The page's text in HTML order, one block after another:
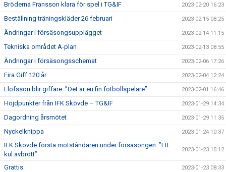
Bröderna Fransson klara för spel i TG&IF 2023-02-20 16:23
Beställning träningskläder 26 februari 2023-02-15 08:25
Ändringar i försäsongsupplägget 2023-02-14 11:15
Tekniska området A-plan 2023-02-13 08:55
Ändringar i försäsongsschemat 2023-02-06 17:26
Fira Giff 120 år 2023-02-04 12:24
Elofsson blir giffare: ”Det är en fin fotbollspelare” 2023-02-01 16:46
Höjdpunkter från IFK Skövde – TG&IF 2023-01-29 14:34
Dagordning årsmötet 2023-01-29 11:35
Nyckelknippa 2023-01-24 10:37
IFK Skövde första motståndaren under försäsongen: ”Ett
kul avbrott”
2023-01-23 15:12
Grattis 2023-01-23 08:33